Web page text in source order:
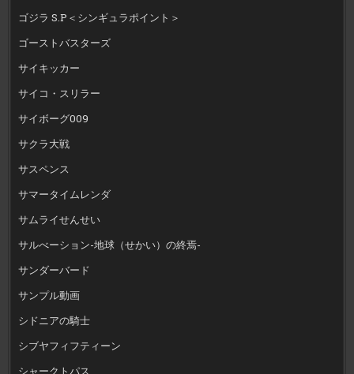
ゴジラ S.P＜シンギュラポイント＞
ゴーストバスターズ
サイキッカー
サイコ・スリラー
サイボーグ009
サクラ大戦
サスペンス
サマータイムレンダ
サムライせんせい
サルべーション-地球（せかい）の終焉-
サンダーバード
サンプル動画
シドニアの騎士
シブヤフィフティーン
シャークトパス